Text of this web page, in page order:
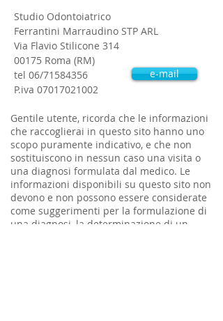
e-mail
Studio Odontoiatrico
Ferrantini Marraudino STP ARL
Via Flavio Stilicone 314
00175 Roma (RM)
tel 06/71584356
P.iva 07017021002
Gentile utente, ricorda che le informazioni
che raccoglierai in questo sito hanno uno
scopo puramente indicativo, e che non
sostituiscono in nessun caso una visita o
una diagnosi formulata dal medico. Le
informazioni disponibili su questo sito non
devono e non possono essere considerate
come suggerimenti per la formulazione di
una diagnosi, la determinazione di un